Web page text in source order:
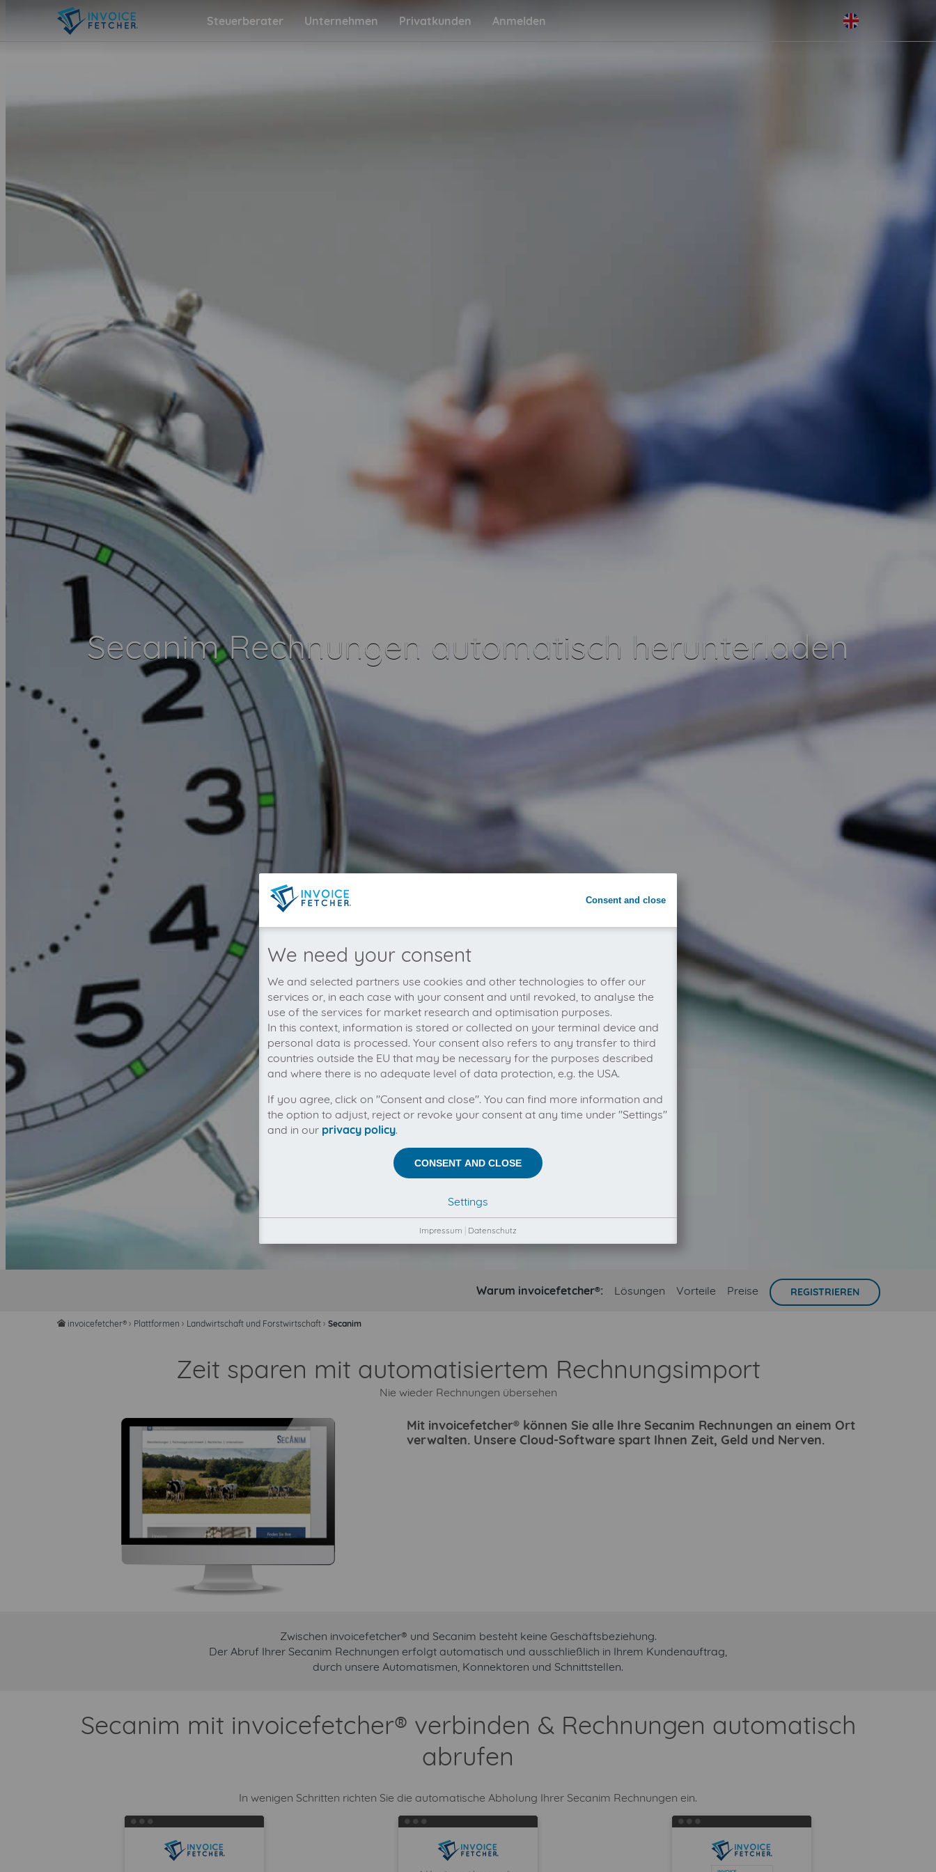
Steuerberater Unternehmen Privatkunden Anmelden
Secanim Rechnungen automatisch herunterladen
Warum invoicefetcher®: Lösungen Vorteile Preise REGISTRIEREN
home invoicefetcher® › Plattformen › Landwirtschaft und Forstwirtschaft › Secanim
Zeit sparen mit automatisiertem Rechnungsimport
Nie wieder Rechnungen übersehen
Mit invoicefetcher® können Sie alle Ihre Secanim Rechnungen an einem Ort
verwalten. Unsere Cloud-Software spart Ihnen Zeit, Geld und Nerven.
Zwischen invoicefetcher® und Secanim besteht keine Geschäftsbeziehung.
Der Abruf Ihrer Secanim Rechnungen erfolgt automatisch und ausschließlich in Ihrem Kundenauftrag,
durch unsere Automatismen, Konnektoren und Schnittstellen.
Secanim mit invoicefetcher® verbinden & Rechnungen automatisch
abrufen
In wenigen Schritten richten Sie die automatische Abholung Ihrer Secanim Rechnungen ein.
Consent and close
We need your consent
We and selected partners use cookies and other technologies to offer our
services or, in each case with your consent and until revoked, to analyse the
use of the services for market research and optimisation purposes.
In this context, information is stored or collected on your terminal device and
personal data is processed. Your consent also refers to any transfer to third
countries outside the EU that may be necessary for the purposes described
and where there is no adequate level of data protection, e.g. the USA.
If you agree, click on "Consent and close". You can find more information and
the option to adjust, reject or revoke your consent at any time under "Settings"
and in our privacy policy.
CONSENT AND CLOSE
Settings
Impressum Datenschutz